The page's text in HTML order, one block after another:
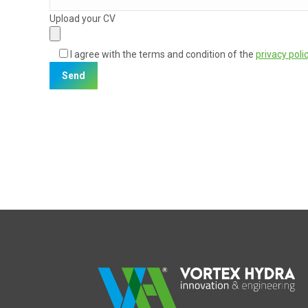
Upload your CV
I agree with the terms and condition of the privacy